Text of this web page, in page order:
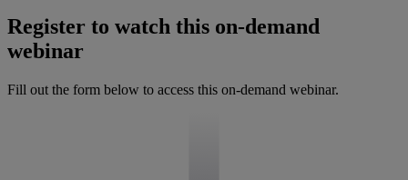
Register to watch this on-demand
webinar
Fill out the form below to access this on-demand webinar.